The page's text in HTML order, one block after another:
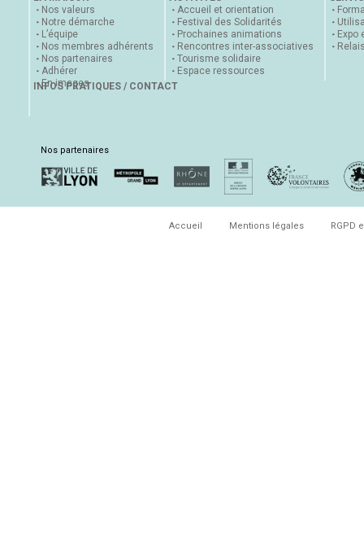
Nos valeurs
Notre démarche
L’équipe
Nos membres adhérents
Nos partenaires
Adhérer
En images
Accueil et orientation
Festival des Solidarités
Prochaines animations
Rencontres inter-associatives
Tourisme solidaire
Espace ressources
Expo
INFOS PRATIQUES / CONTACT
Nos partenaires
Accueil Mentions légales RGPD